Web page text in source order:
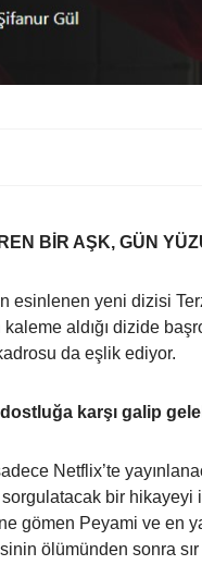
BİR AŞK, GÜN
yeni dizisi
kaleme aldığı dizide
da eşlik ediyor.
karşı galip
Netflix’te
bir
gömen Peyami ve en
ölümünden sonra